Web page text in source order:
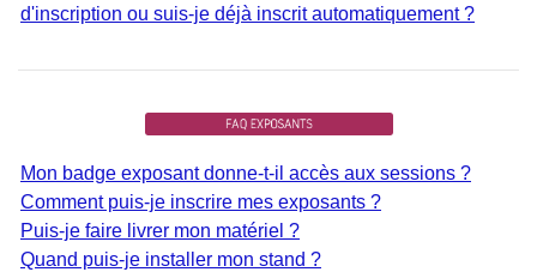
d'inscription ou suis-je déjà inscrit automatiquement ?
Mon badge exposant donne-t-il accès aux sessions ?
Comment puis-je inscrire mes exposants ?
Puis-je faire livrer mon matériel ?
Quand puis-je installer mon stand ?